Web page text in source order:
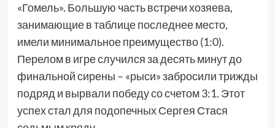
«Гомель». Большую часть встречи хозяева,
занимающие в таблице последнее место,
имели минимальное преимущество (1:0).
Перелом в игре случился за десять минут до
финальной сирены – «рыси» забросили трижды
подряд и вырвали победу со счетом 3:1. Этот
успех стал для подопечных Сергея Стася